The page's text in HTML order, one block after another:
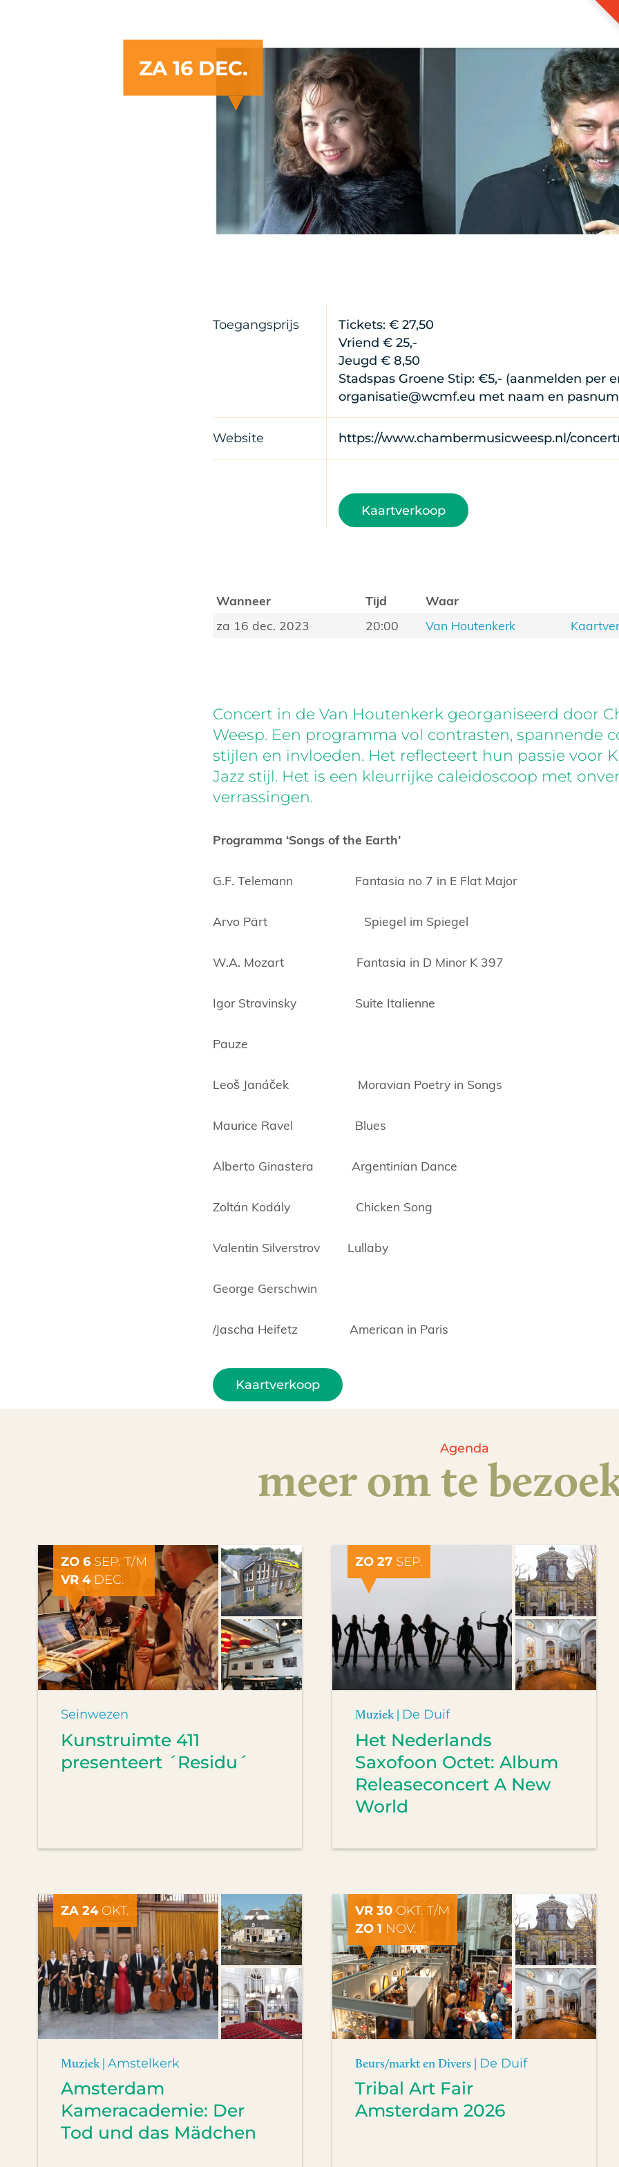
ZA 16 DEC.
Toegangsprijs
Tickets: € 27,50
Vriend € 25,-
Jeugd € 8,50
Stadspas Groene Stip: €5,- (aanmelden per
organisatie@wcmf.eu met naam en
Website https://www.chambermusicweesp.nl/
Kaartverkoop
Wanneer Tijd
Waar
za 16 dec. 2023
20:00 Van Houtenkerk
Concert in de Van Houtenkerk georganiseerd door
Weesp. Een programma vol contrasten, spannende
stijlen en invloeden. Het reflecteert hun passie voor
Jazz stijl. Het is een kleurrijke caleidoscoop met
verrassingen.
Programma ‘Songs of the Earth’
G.F. Telemann Fantasia no 7 in E Flat Major
Arvo Pärt Spiegel im Spiegel
W.A. Mozart Fantasia in D Minor K 397
Igor Stravinsky Suite Italienne
Pauze
Leoš Janáček Moravian Poetry in Songs
Maurice Ravel Blues
Alberto Ginastera Argentinian Dance
Zoltán Kodály Chicken Song
Valentin Silverstrov Lullaby
George Gerschwin
/Jascha Heifetz American in Paris
Kaartverkoop
Agenda
meer om te
ZO 6 SEP. T/M
VR 4DEC.
Seinwezen
Kunstruimte 411
presenteert ´Residu´
ZO 27SEP.
Muziek | De Duif
Het Nederlands
Saxofoon Octet: Album
Releaseconcert A New
World
ZA 24OKT.
Muziek | Amstelkerk
Amsterdam
Kameracademie: Der
Tod und das Mädchen
VR 30OKT. T/M
ZO 1 NOV.
Beurs/markt en Divers | De Duif
Tribal Art Fair
Amsterdam 2026